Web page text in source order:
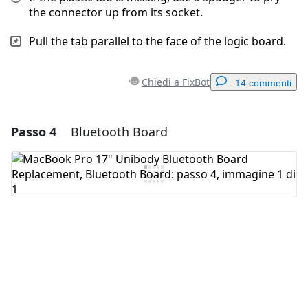
the connector up from its socket.
Pull the tab parallel to the face of the logic board.
Chiedi a FixBot 14 commenti
Aggiungi un commento
Aggiungi Commento
Passo 4 Bluetooth Board